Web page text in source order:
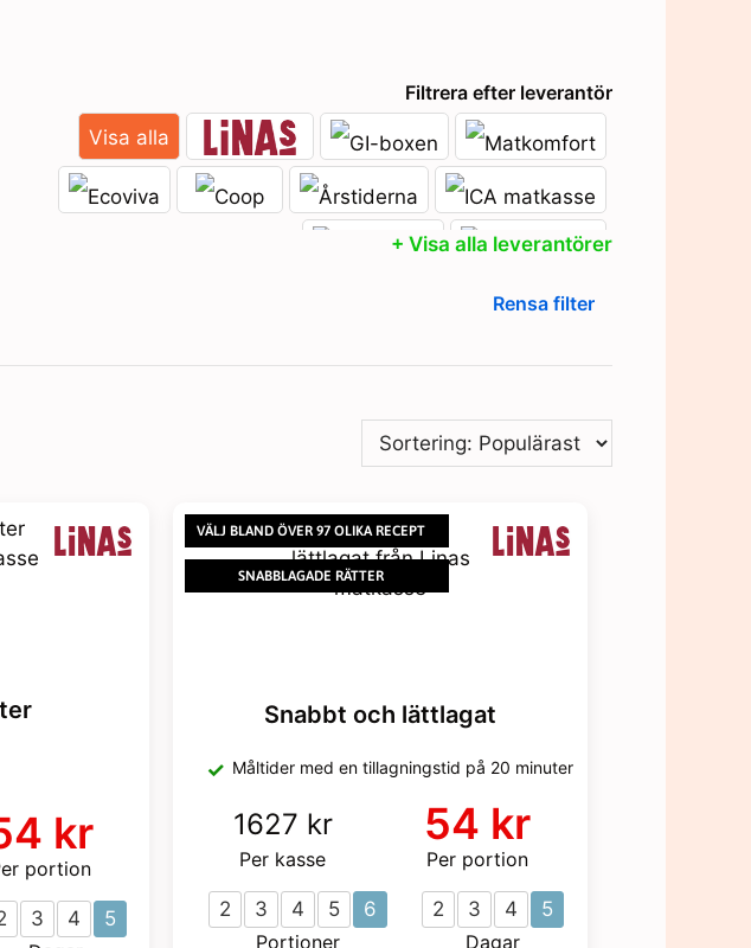
Filtrera efter leverantör
Visa alla
+ Visa alla leverantörer
Rensa filter
kr
portion
3 4
5
VÄLJ BLAND ÖVER 97 OLIKA RECEPT
SNABBLAGADE RÄTTER
Snabbt och lättlagat
Måltider med en tillagningstid på 20 minuter
1627 kr
Per kasse
54 kr
Per portion
2 3 4 5
6
Portioner
2 3 4
5
Dagar